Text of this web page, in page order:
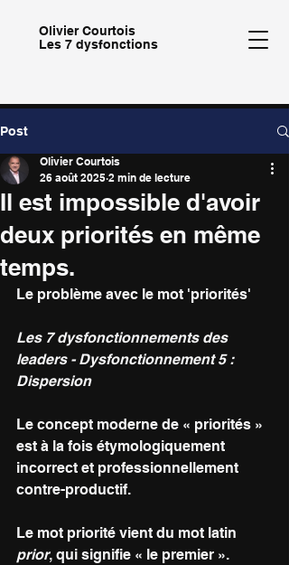
OlivierCourtois
Les 7 dysfonctions
Post
Il est impossible d'avoir
deux priorités en même
temps.
Olivier Courtois
26 août 2025 2 min de lecture
Le problème avec le mot 'priorités'
Les 7 dysfonctionnements des
leaders - Dysfonctionnement 5 :
Dispersion
Le concept moderne de « priorités »
est à la fois étymologiquement
incorrect et professionnellement
contre-productif.
Le mot priorité vient du mot latin
prior, qui signifie « le premier ».